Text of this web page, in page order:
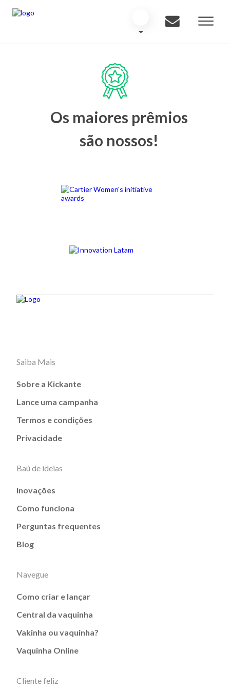
Os maiores prêmios
são nossos!
Saiba Mais
Sobre a Kickante
Lance uma campanha
Termos e condições
Privacidade
Baú de ideias
Inovações
Como funciona
Perguntas frequentes
Blog
Navegue
Como criar e lançar
Central da vaquinha
Vakinha ou vaquinha?
Vaquinha Online
Cliente feliz